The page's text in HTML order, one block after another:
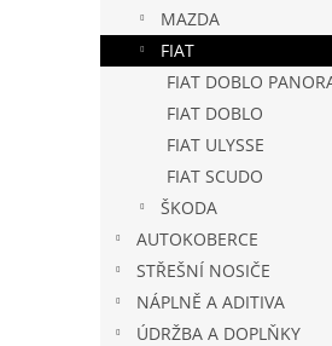
e
l
MAZDA
FIAT
FIAT DOBLO
FIAT DOBLO
FIAT ULYSSE
FIAT SCUDO
ŠKODA
AUTOKOBERCE
STŘEŠNÍ NOSIČE
NÁPLNĚ A ADITIVA
ÚDRŽBA A DOPLŇKY